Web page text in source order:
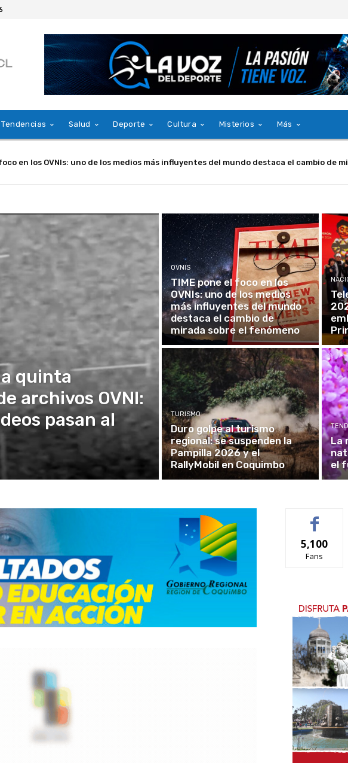
Tendencias Salud Deporte Cultura Misterios Más
campaña 2026 presentando a su niño embajador y un himno con Princesa Alba y
quinta
archivos OVNI:
pasan al
OVNIS
TIME pone el foco en los
OVNIs: uno de los medios
más influyentes del mundo
destaca el cambio de
mirada sobre el fenómeno
TURISMO
Duro golpe al turismo
regional: se suspenden la
Pampilla 2026 y el
RallyMobil en Coquimbo
La
el
5,100
Fans